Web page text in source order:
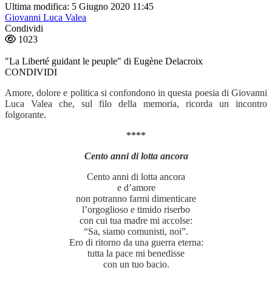
Ultima modifica: 5 Giugno 2020 11:45
Giovanni Luca Valea
Condividi
1023
"La Liberté guidant le peuple" di Eugène Delacroix
CONDIVIDI
Amore, dolore e politica si confondono in questa poesia di Giovanni
Luca Valea che, sul filo della memoria, ricorda un incontro
folgorante.
****
Cento anni di lotta ancora
Cento anni di lotta ancora
e d’amore
non potranno farmi dimenticare
l’orgoglioso e timido riserbo
con cui tua madre mi accolse:
“Sa, siamo comunisti, noi”.
Ero di ritorno da una guerra eterna:
tutta la pace mi benedisse
con un tuo bacio.